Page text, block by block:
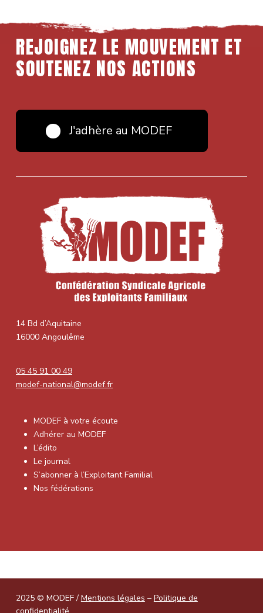
REJOIGNEZ LE MOUVEMENT ET
SOUTENEZ NOS ACTIONS
J'adhère au MODEF
14 Bd d’Aquitaine
16000 Angoulême
05 45 91 00 49
modef-national@modef.fr
MODEF à votre écoute
Adhérer au MODEF
L’édito
Le journal
S’abonner à l’Exploitant Familial
Nos fédérations
2025 © MODEF / Mentions légales – Politique de
confidentialité